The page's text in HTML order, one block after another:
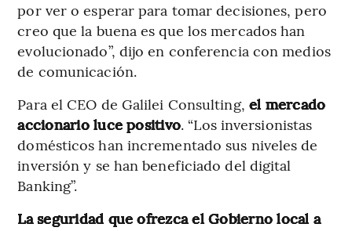
por ver o esperar para tomar decisiones, pero
creo que la buena es que los mercados han
evolucionado”, dijo en conferencia con medios
de comunicación.
Para el CEO de Galilei Consulting, el mercado
accionario luce positivo. “Los inversionistas
domésticos han incrementado sus niveles de
inversión y se han beneficiado del digital
Banking”.
La seguridad que ofrezca el Gobierno local a